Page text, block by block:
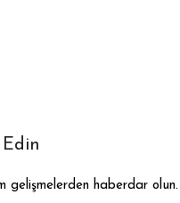
gelişmelerden haberdar olun.